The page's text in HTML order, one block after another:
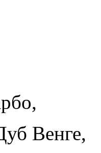
Венге,